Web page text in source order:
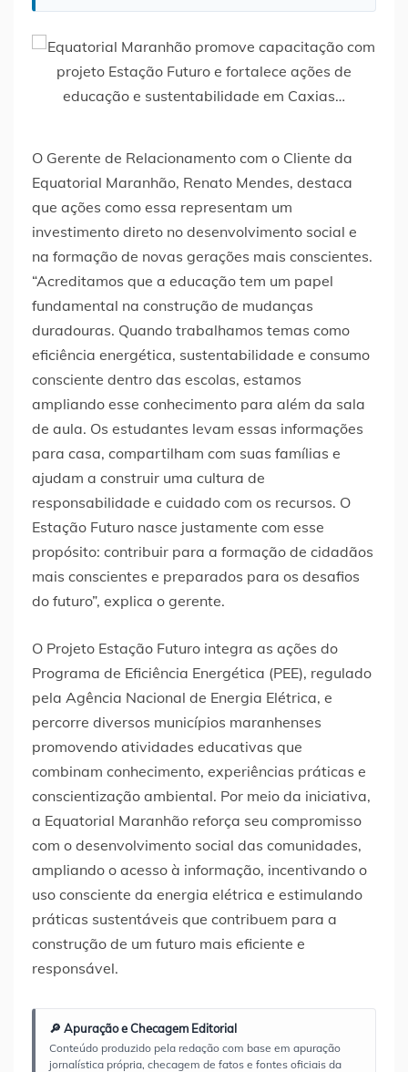
O Gerente de Relacionamento com o Cliente da
Equatorial Maranhão, Renato Mendes, destaca
que ações como essa representam um
investimento direto no desenvolvimento social e
na formação de novas gerações mais conscientes.
“Acreditamos que a educação tem um papel
fundamental na construção de mudanças
duradouras. Quando trabalhamos temas como
eficiência energética, sustentabilidade e consumo
consciente dentro das escolas, estamos
ampliando esse conhecimento para além da sala
de aula. Os estudantes levam essas informações
para casa, compartilham com suas famílias e
ajudam a construir uma cultura de
responsabilidade e cuidado com os recursos. O
Estação Futuro nasce justamente com esse
propósito: contribuir para a formação de cidadãos
mais conscientes e preparados para os desafios
do futuro”, explica o gerente.
O Projeto Estação Futuro integra as ações do
Programa de Eficiência Energética (PEE), regulado
pela Agência Nacional de Energia Elétrica, e
percorre diversos municípios maranhenses
promovendo atividades educativas que
combinam conhecimento, experiências práticas e
conscientização ambiental. Por meio da iniciativa,
a Equatorial Maranhão reforça seu compromisso
com o desenvolvimento social das comunidades,
ampliando o acesso à informação, incentivando o
uso consciente da energia elétrica e estimulando
práticas sustentáveis que contribuem para a
construção de um futuro mais eficiente e
responsável.
🔎 Apuração e Checagem Editorial
Conteúdo produzido pela redação com base em apuração
jornalística própria, checagem de fatos e fontes oficiais da